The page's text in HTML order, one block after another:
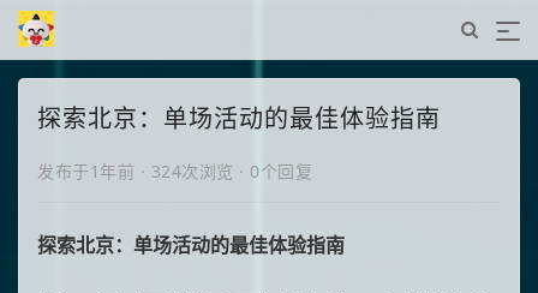
探索北京：单场活动的最佳体验指南
发布于1年前 · 324次浏览 · 0个回复
探索北京：单场活动的最佳体验指南